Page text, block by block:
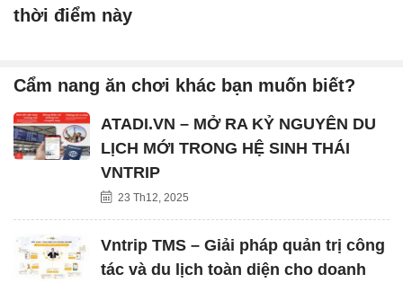
thời điểm này
Cẩm nang ăn chơi khác bạn muốn biết?
ATADI.VN – MỞ RA KỶ NGUYÊN DU
LỊCH MỚI TRONG HỆ SINH THÁI
VNTRIP
23 Th12, 2025
Vntrip TMS – Giải pháp quản trị công
tác và du lịch toàn diện cho doanh